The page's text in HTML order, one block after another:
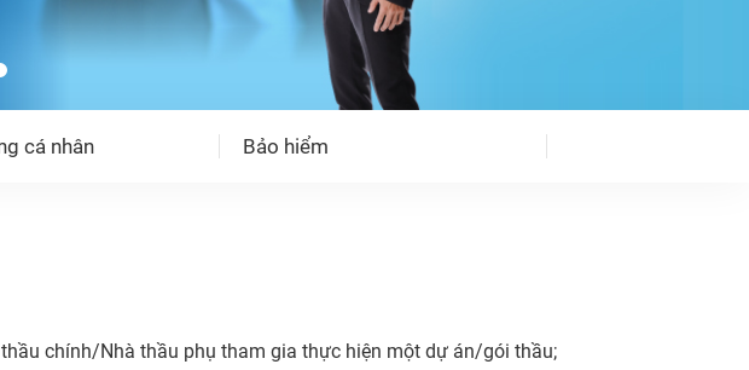
cá nhân Bảo hiểm
chính/Nhà thầu phụ tham gia thực hiện một dự án/gói thầu;